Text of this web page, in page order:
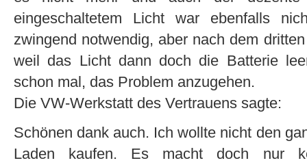
eingeschaltetem Licht war ebenfalls
zwingend notwendig, aber nach dem
weil das Licht dann doch die Batterie
schon mal, das Problem anzugehen.
Die VW-Werkstatt des Vertrauens sagte:
Schönen dank auch. Ich wollte nicht den
Laden kaufen. Es macht doch nur